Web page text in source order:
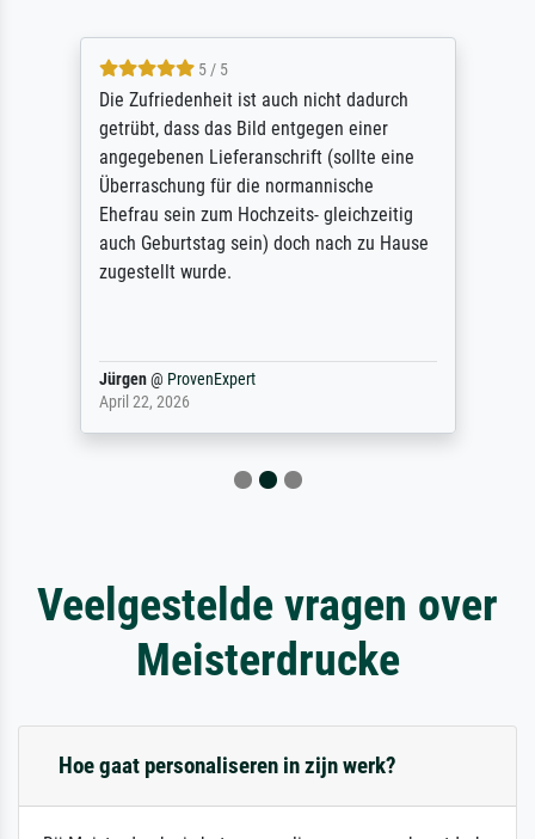
5 / 5
Die Zufriedenheit ist auch nicht dadurch
getrübt, dass das Bild entgegen einer
angegebenen Lieferanschrift (sollte eine
Überraschung für die normannische
Ehefrau sein zum Hochzeits- gleichzeitig
auch Geburtstag sein) doch nach zu Hause
zugestellt wurde.
Jürgen@ ProvenExpert
April 22, 2026
Veelgestelde vragen over
Meisterdrucke
Hoe gaat personaliseren in zijn werk?